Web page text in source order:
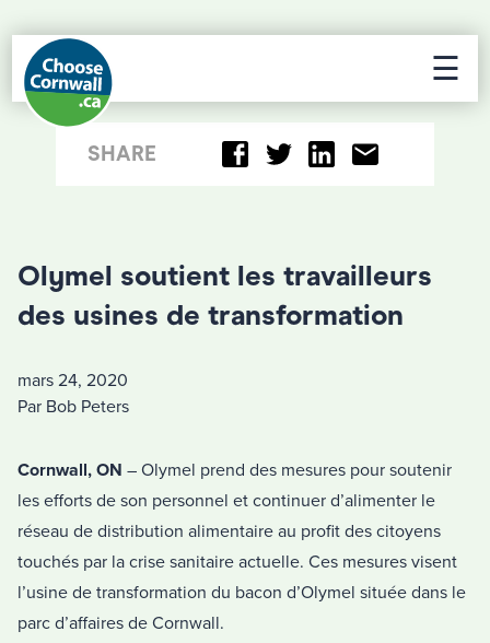
☰
SHARE
Olymel soutient les travailleurs
des usines de transformation
mars 24, 2020
Par Bob Peters
Cornwall, ON – Olymel prend des mesures pour soutenir
les efforts de son personnel et continuer d’alimenter le
réseau de distribution alimentaire au profit des citoyens
touchés par la crise sanitaire actuelle. Ces mesures visent
l’usine de transformation du bacon d’Olymel située dans le
parc d’affaires de Cornwall.